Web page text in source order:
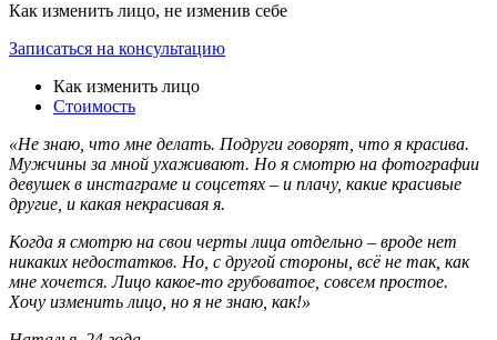
Как изменить лицо, не изменив себе
Записаться на консультацию
Как изменить лицо
Стоимость
«Не знаю, что мне делать. Подруги говорят, что я красива.
Мужчины за мной ухаживают. Но я смотрю на фотографии
девушек в инстаграме и соцсетях – и плачу, какие красивые
другие, и какая некрасивая я.
Когда я смотрю на свои черты лица отдельно – вроде нет
никаких недостатков. Но, с другой стороны, всё не так, как
мне хочется. Лицо какое-то грубоватое, совсем простое.
Хочу изменить лицо, но я не знаю, как!»